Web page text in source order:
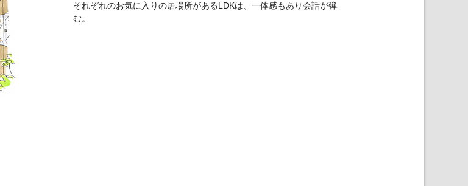
それぞれのお気に入りの居場所があるLDKは、一体感もあり会話が弾
む。